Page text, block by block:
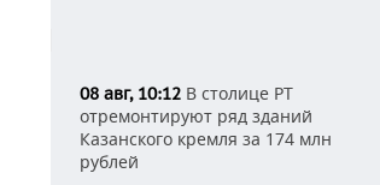
08 авг, 10:12 В столице РТ
отремонтируют ряд зданий
Казанского кремля за 174 млн
рублей